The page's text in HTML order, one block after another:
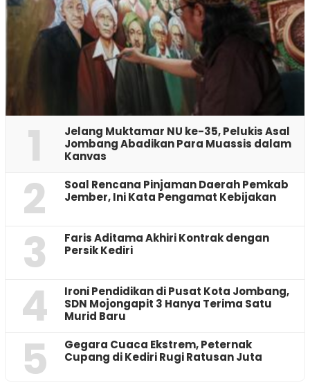
1
Jelang Muktamar NU ke-35, Pelukis Asal
Jombang Abadikan Para Muassis dalam
Kanvas
2
‎Soal Rencana Pinjaman Daerah Pemkab
Jember, Ini Kata Pengamat Kebijakan ‎
3
Faris Aditama Akhiri Kontrak dengan
Persik Kediri
4
Ironi Pendidikan di Pusat Kota Jombang,
SDN Mojongapit 3 Hanya Terima Satu
Murid Baru
5
‎Gegara Cuaca Ekstrem, Peternak
Cupang di Kediri Rugi Ratusan Juta